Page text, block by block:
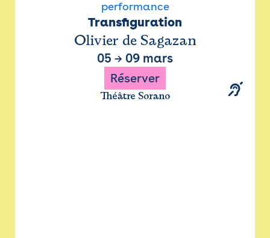
performance
Transfiguration
Olivier de Sagazan
05 → 09 mars
Réserver
Théâtre Sorano